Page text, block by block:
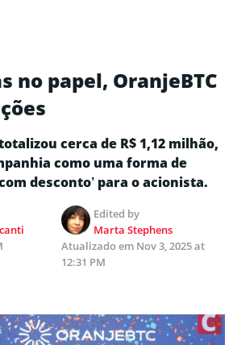
no papel, OranjeBTC
cerca de R$ 1,12 milhão,
como uma forma de
desconto’ para o acionista.
Edited by
Marta Stephens
Atualizado em Nov 3, 2025 at
12:31 PM